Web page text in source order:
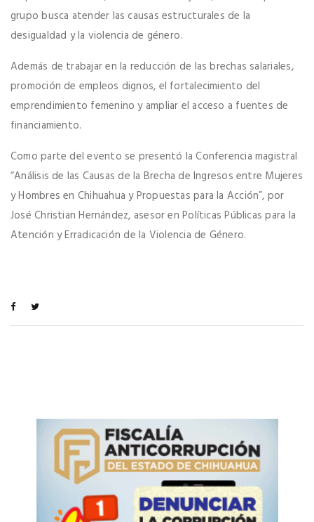
grupo busca atender las causas estructurales de la
desigualdad y la violencia de género.
Además de trabajar en la reducción de las brechas salariales,
promoción de empleos dignos, el fortalecimiento del
emprendimiento femenino y ampliar el acceso a fuentes de
financiamiento.
Como parte del evento se presentó la Conferencia magistral
“Análisis de las Causas de la Brecha de Ingresos entre Mujeres
y Hombres en Chihuahua y Propuestas para la Acción”, por
José Christian Hernández, asesor en Políticas Públicas para la
Atención y Erradicación de la Violencia de Género.